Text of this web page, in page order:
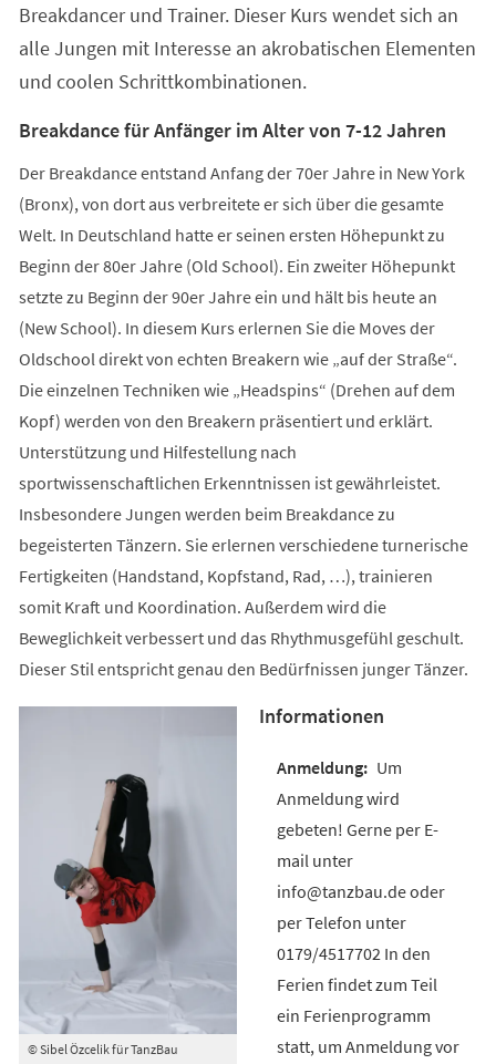
Breakdancer und Trainer. Dieser Kurs wendet sich an
alle Jungen mit Interesse an akrobatischen Elementen
und coolen Schrittkombinationen.
Breakdance für Anfänger im Alter von 7-12 Jahren
Der Breakdance entstand Anfang der 70er Jahre in New York
(Bronx), von dort aus verbreitete er sich über die gesamte
Welt. In Deutschland hatte er seinen ersten Höhepunkt zu
Beginn der 80er Jahre (Old School). Ein zweiter Höhepunkt
setzte zu Beginn der 90er Jahre ein und hält bis heute an
(New School). In diesem Kurs erlernen Sie die Moves der
Oldschool direkt von echten Breakern wie „auf der Straße“.
Die einzelnen Techniken wie „Headspins“ (Drehen auf dem
Kopf) werden von den Breakern präsentiert und erklärt.
Unterstützung und Hilfestellung nach
sportwissenschaftlichen Erkenntnissen ist gewährleistet.
Insbesondere Jungen werden beim Breakdance zu
begeisterten Tänzern. Sie erlernen verschiedene turnerische
Fertigkeiten (Handstand, Kopfstand, Rad, …), trainieren
somit Kraft und Koordination. Außerdem wird die
Beweglichkeit verbessert und das Rhythmusgefühl geschult.
Dieser Stil entspricht genau den Bedürfnissen junger Tänzer.
© Sibel Özcelik für TanzBau
Informationen
Um
Anmeldung wird
gebeten! Gerne per E-
mail unter
info@tanzbau.de oder
per Telefon unter
0179/4517702 In den
Ferien findet zum Teil
ein Ferienprogramm
statt, um Anmeldung vor